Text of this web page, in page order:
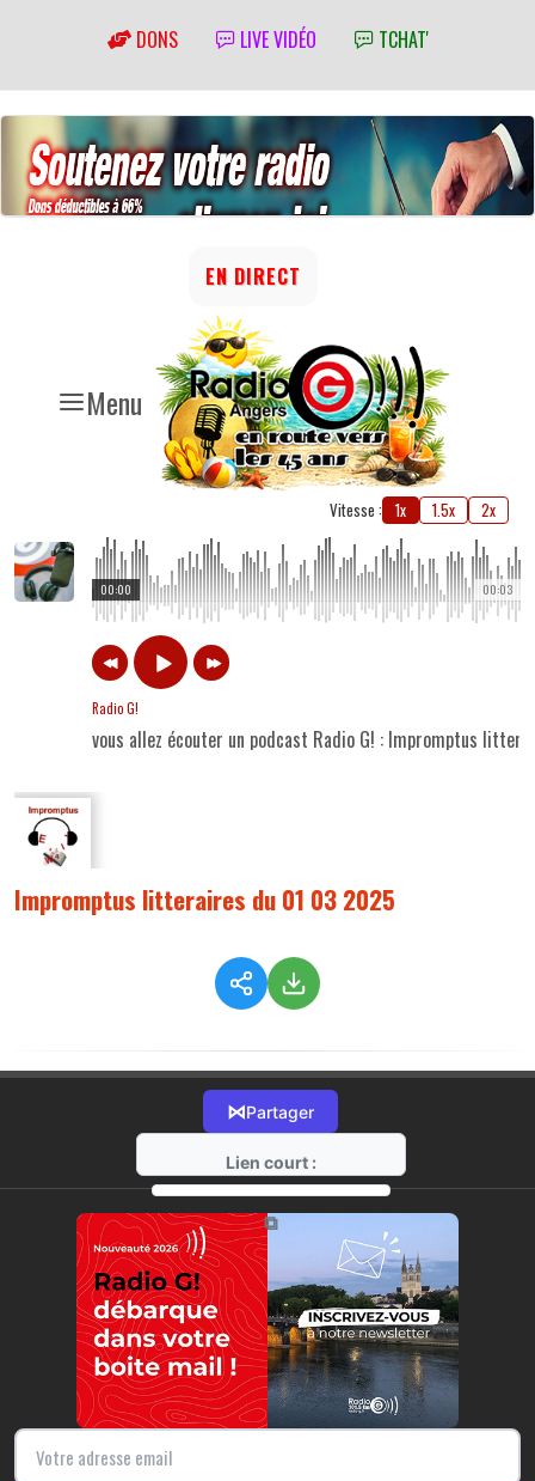
DONS LIVE VIDÉO TCHAT'
Menu
EN DIRECT
Vitesse : 1x 1.5x 2x
00:03
00:00
Radio G!
vous allez écouter un podcast Radio G! : Impromptus
Impromptus litteraires du 01 03 2025
⋈Partager
Lien court :
https://radio-g.fr?17032
⧉